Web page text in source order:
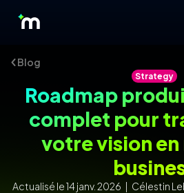
Blog
Strategy
Roadmap
complet pour
votre vision
Actualisé le 14 janv. 2026 | Célestin